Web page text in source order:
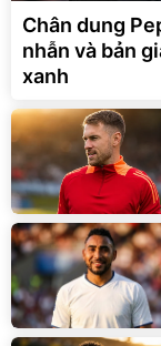
Chân dung
nhẫn và bản
xanh